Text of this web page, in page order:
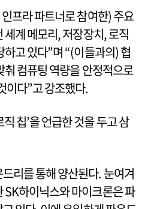
프라 파트너로 참여한) 주요
계 메모리, 저장장치, 로직
고 있다”며 “(이들과의) 협
춰 컴퓨팅 역량을 안정적으로
이다”고 강조했다.
칩’을 언급한 것을 두고 삼
리를 통해 양산된다. 눈여겨
SK하이닉스와 마이크론은 파